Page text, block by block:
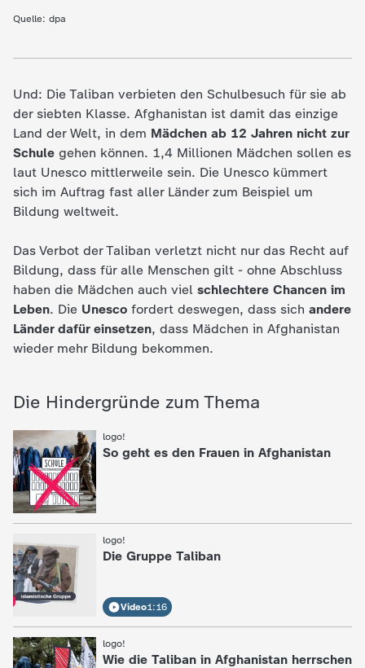
e
n
h
e
n
d
e
Z
Quelle: dpa
Und: Die Taliban verbieten den Schulbesuch für sie ab
der siebten Klasse. Afghanistan ist damit das einzige
Land der Welt, in dem Mädchen ab 12 Jahren nicht zur
Schule gehen können. 1,4 Millionen Mädchen sollen es
laut Unesco mittlerweile sein. Die Unesco kümmert
sich im Auftrag fast aller Länder zum Beispiel um
Bildung weltweit.
Das Verbot der Taliban verletzt nicht nur das Recht auf
Bildung, dass für alle Menschen gilt - ohne Abschluss
haben die Mädchen auch viel schlechtere Chancen im
Leben. Die Unesco fordert deswegen, dass sich andere
Länder dafür einsetzen, dass Mädchen in Afghanistan
wieder mehr Bildung bekommen.
Die Hindergründe zum Thema
logo!
:
So geht es den Frauen in Afghanistan
logo!
:
Die Gruppe Taliban
Video1:16
logo!
:
Wie die Taliban in Afghanistan herrschen